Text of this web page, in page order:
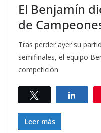
El Benjamín
de
Tras perder ayer su
semifinales, el equipo
competición
Twittear
Leer más